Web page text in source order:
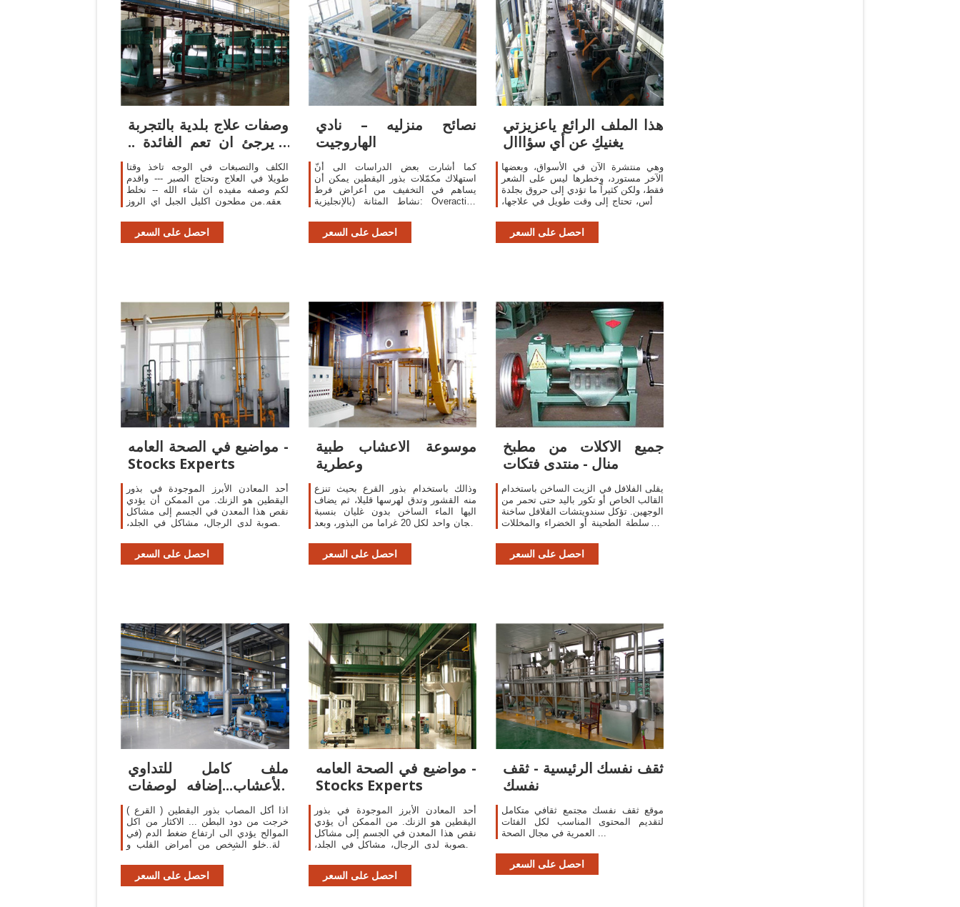
وصفات علاج بلدية بالتجربة
.. يرجئ ان تعم الفائدة ..
ربما
الكلف والتصبغات في الوجه تاخذ وقتا
طويلا في العلاج وتحتاج الصبر --- واقدم
لكم وصفه مفيده ان شاء الله -- نخلط
ملعقه من مطحون اكليل الجبل اي الروز
مطحون
احصل على السعر
نصائح منزليه – نادي
الهاروجيت
كما أشارت بعض الدراسات الى أنّ
استهلاك مكمّلات بذور اليقطين يمكن أن
يساهم في التخفيف من أعراض فرط
نشاط المثانة (بالإنجليزية: Overactive
أنّ تناول النساء والرجال
احصل على السعر
هذا الملف الرائع ياعزيزتي
يغنيكِ عن أي سؤااال
وهي منتشرة الآن في الأسواق، وبعضها
الآخر مستورد، وخطرها ليس على الشعر
فقط، ولكن كثيراً ما تؤدي إلى حروق بجلدة
الرأس، تحتاج إلى وقت طويل في علاجها،
أن ينبت
احصل على السعر
مواضيع في الصحة العامه -
Stocks Experts
أحد المعادن الأبرز الموجودة في بذور
اليقطين هو الزنك. من الممكن أن يؤدي
نقص هذا المعدن في الجسم إلى مشاكل
الخصوبة لدى الرجال، مشاكل في الجلد،
احصل على السعر
موسوعة الاعشاب طبية
وعطرية
وذالك باستخدام بذور القرع بحيث تنزع
منه القشور وتدق لهرسها قليلا، ثم يضاف
اليها الماء الساخن بدون غليان بنسبة
فنجان واحد لكل 20 غراما من البذور، وبعد
ساخنا..
احصل على السعر
جميع الاكلات من مطبخ
منال - منتدى فتكات
يقلى الفلافل في الزيت الساخن باستخدام
القالب الخاص أو تكور باليد حتى تحمر من
الوجهين. تؤكل سندويتشات الفلافل ساخنة
مع سلطة الطحينة أو الخضراء والمخللات
احصل على السعر
ملف كامل للتداوي
بالأعشاب...إضافه لوصفات
من الطبيعه لل د ...
اذا أكل المصاب بذور اليقطين ( القرع )
خرجت من دود البطن ... الاكثار من اكل
الموالح يؤدي الى ارتفاع ضغط الدم (في
حالة خلو الشخص من أمراض القلب و
الخردل في تخفيف ...
احصل على السعر
مواضيع في الصحة العامه -
Stocks Experts
أحد المعادن الأبرز الموجودة في بذور
اليقطين هو الزنك. من الممكن أن يؤدي
نقص هذا المعدن في الجسم إلى مشاكل
الخصوبة لدى الرجال، مشاكل في الجلد،
احصل على السعر
ثقف نفسك الرئيسية - ثقف
نفسك
موقع ثقف نفسك مجتمع ثقافي متكامل
لتقديم المحتوى المناسب لكل الفئات
العمرية في مجال الصحة ...
احصل على السعر